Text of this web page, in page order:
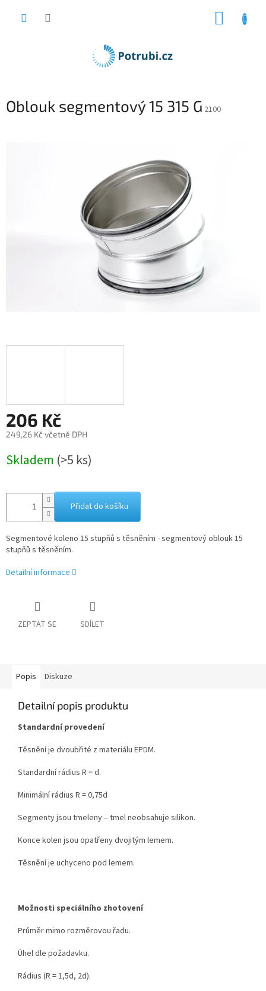
Oblouk segmentový 15 315 G 2100
206 Kč
249,26 Kč včetně DPH
cena:
Skladem (>5 ks)
Přidat do košíku
Segmentové koleno 15 stupňů s těsněním - segmentový oblouk 15
stupňů s těsněním.
Detailní informace
ZEPTAT SE SDÍLET
Popis Diskuze
Detailní popis produktu
Standardní provedení
Těsnění je dvoubřité z materiálu EPDM.
Standardní rádius R = d.
Minimální rádius R = 0,75d
Segmenty jsou tmeleny – tmel neobsahuje silikon.
Konce kolen jsou opatřeny dvojitým lemem.
Těsnění je uchyceno pod lemem.
Možnosti speciálního zhotovení
Průměr mimo rozměrovou řadu.
Úhel dle požadavku.
Rádius (R = 1,5d, 2d).